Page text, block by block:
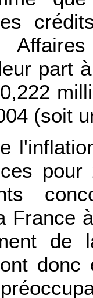
part
(soit
France